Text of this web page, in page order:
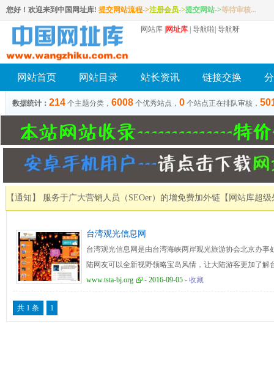
您好！欢迎来到中国网址库! 提交网站流程->注册会员->提交网站->等待审核...
网站库 网址库 导航啦 导航呀
网站首页 网站目录 站长资讯 链接交换
数据统计： 214 个主题分类， 6008 个优秀站点， 0 个站点正在排队审核，
【通知】 服务于广大营销人员（SEOer）的增免费加外链 【网站库超
台湾观光信息网
台湾观光信息网是由台湾海峡两岸观光旅游协会北京办
陆网友可以全新视野领略宝岛风情，让大陆游客更加了
的台湾旅游信息服务、深度推广台湾之美。 台湾观光信
www.tsta-bj.org - 2016-09-05 - 收藏
共 1 条 1